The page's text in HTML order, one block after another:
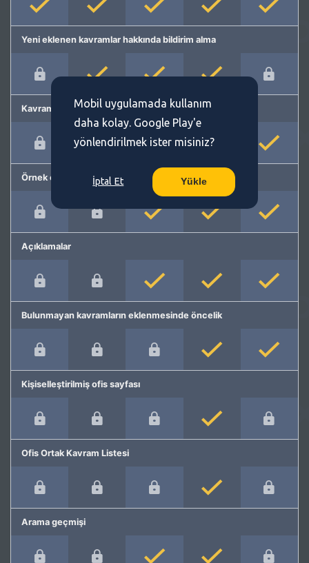
Yeni eklenen kavramlar hakkında bildirim alma
Kavram önerme
Örnek cümleler
Açıklamalar
Bulunmayan kavramların eklenmesinde öncelik
Kişiselleştirilmiş ofis sayfası
Ofis Ortak Kavram Listesi
Arama geçmişi
Mobil uygulamada kullanım
daha kolay. Google Play'e
yönlendirilmek ister misiniz?
İptal Et Yükle